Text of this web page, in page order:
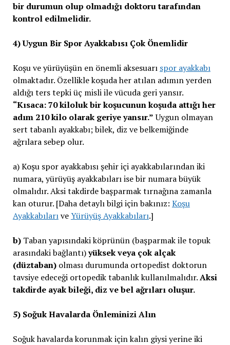
bir durumun olup olmadığı doktoru tarafından
kontrol edilmelidir.
4) Uygun Bir Spor Ayakkabısı Çok Önemlidir
Koşu ve yürüyüşün en önemli aksesuarı spor ayakkabı
olmaktadır. Özellikle koşuda her atılan adımın yerden
aldığı ters tepki üç misli ile vücuda geri yansır.
“Kısaca: 70 kiloluk bir koşucunun koşuda attığı her
adım 210 kilo olarak geriye yansır.”Uygun olmayan
sert tabanlı ayakkabı; bilek, diz ve belkemiğinde
ağrılara sebep olur.
a) Koşu spor ayakkabısı şehir içi ayakkabılarından iki
numara, yürüyüş ayakkabıları ise bir numara büyük
olmalıdır. Aksi takdirde başparmak tırnağına zamanla
kan oturur. [Daha detaylı bilgi için bakınız: Koşu
AyakkabılarıveYürüyüş Ayakkabıları.]
b)Taban yapısındaki köprünün (başparmak ile topuk
arasındaki bağlantı)yüksek veya çok alçak
(düztaban)olması durumunda ortopedist doktorun
tavsiye edeceği ortopedik tabanlık kullanılmalıdır.Aksi
takdirde ayak bileği, diz ve bel ağrıları oluşur.
5) Soğuk Havalarda Önleminizi Alın
Soğuk havalarda korunmak için kalın giysi yerine iki